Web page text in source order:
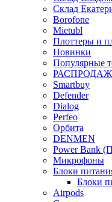
Склад
Borofone
Mietubl
Плоттеры и
Новинки
Популярные
Smartbuy
Defender
Dialog
Perfeo
Орбита
DENMEN
Power Bank
Микрофоны
Блоки
Блоки
Airpods